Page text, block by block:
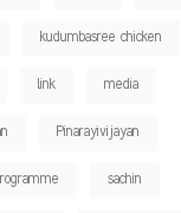
kudumbasree chicken
link media
Pinarayivijayan
sachin